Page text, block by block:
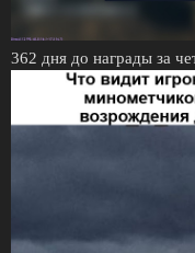
362 дня до награды за